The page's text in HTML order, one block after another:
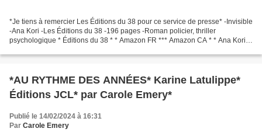
*Je tiens à remercier Les Éditions du 38 pour ce service de presse* -Invisible
-Ana Kori -Les Éditions du 38 -196 pages -Roman policier, thriller
psychologique * Éditions du 38 * * Amazon FR *** Amazon CA * * Ana Kori,
*AU RYTHME DES ANNÉES* Karine Latulippe*
Éditions JCL* par Carole Emery*
Publié le 14/02/2024 à 16:31
Par Carole Emery